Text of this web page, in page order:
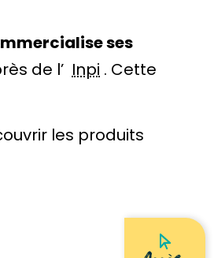
ses
de l’ Inpi . Cette
les produits